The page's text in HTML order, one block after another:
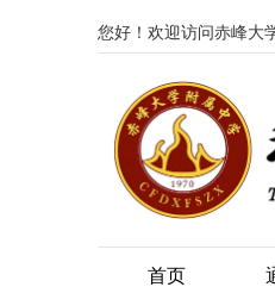
您好！欢迎访问赤峰大
首页